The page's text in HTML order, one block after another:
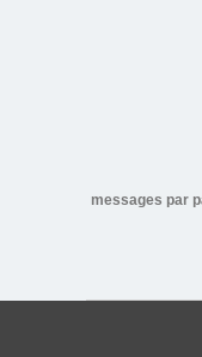
messages par